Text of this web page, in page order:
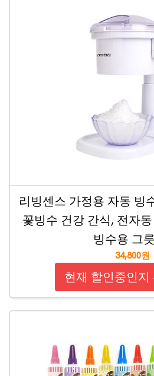
리빙센스 가정용 자동 빙
꽃빙수 건강 간식, 전자
빙수용 그
34,800원
현재 할인중인지